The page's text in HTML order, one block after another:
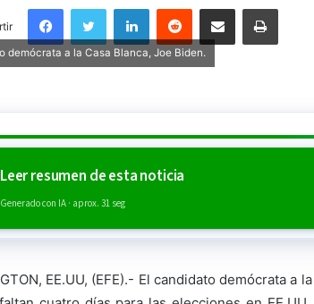
email
FacebookTwitter LinkedInReddit Compartir via Email Imprimi
demócrata a la Casa Blanca, Joe Biden.
Leer resumen de esta noticia
Generado con IA · aprox. 31 seg
EE.UU, (EFE).- El candidato demócrata a